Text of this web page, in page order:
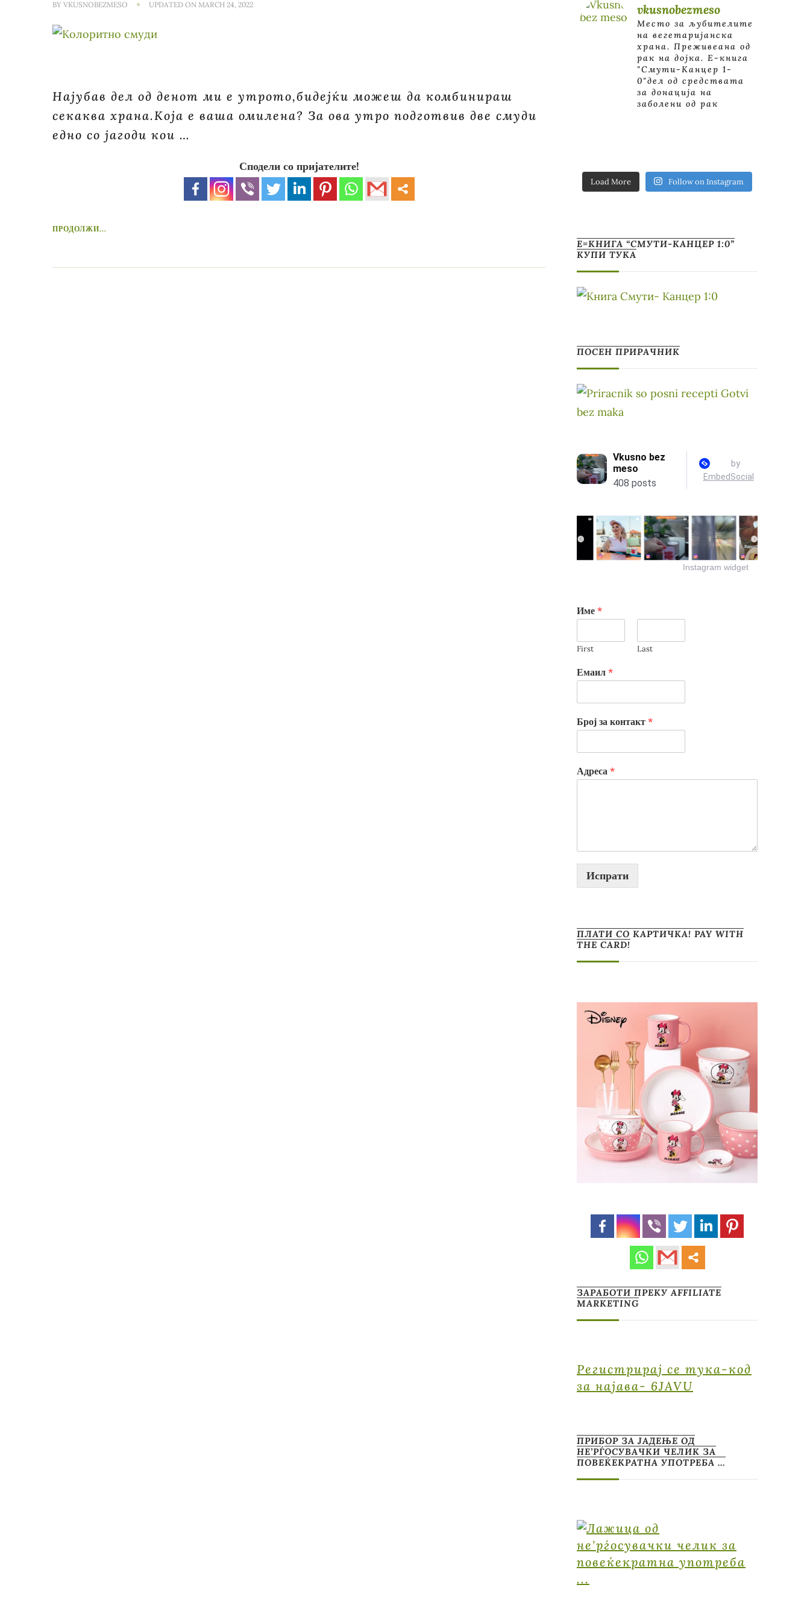
BYVKUSNOBEZMESO UPDATED ON MARCH 24, 2022
Најубав дел од денот ми е утрото,бидејќи можеш да комбинираш
секаква храна.Која е ваша омилена? За ова утро подготвив две смуди
едно со јагоди кои …
Сподели со пријателите!
ПРОДОЛЖИ...
vkusnobezmeso
Место за љубителите
на вегетаријанска
храна. Преживеана од
рак на дојка. E-книга
"Смути-Канцер 1-
0"дел од средствата
за донација на
заболени од рак
Load More Follow on Instagram
Е=КНИГА “СМУТИ-КАНЦЕР 1:0”
КУПИ ТУКА
ПОСЕН ПРИРАЧНИК
Instagram widget
Име *
First Last
Емаил *
Број за контакт *
Адреса *
Испрати
ПЛАТИ СО КАРТИЧКА! PAY WITH
THE CARD!
ЗАРАБОТИ ПРЕКУ AFFILIATE
MARKETING
Регистрирај се тука-код
за најава- 6JAVU
ПРИБОР ЗА ЈАДЕЊЕ ОД
НЕ’РЃОСУВАЧКИ ЧЕЛИК ЗА
ПОВЕЌЕКРАТНА УПОТРЕБА …